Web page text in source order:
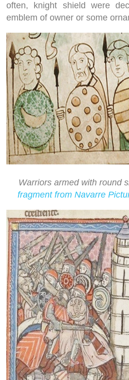
often, knight shield were
emblem of owner or some
Warriors armed with round
fragment from Navarre